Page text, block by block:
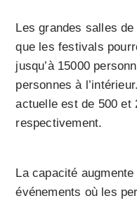
Les grandes salles
que les festivals
jusqu’à 15000
personnes à
actuelle est de 500 et
respectivement.
La capacité
événements où les